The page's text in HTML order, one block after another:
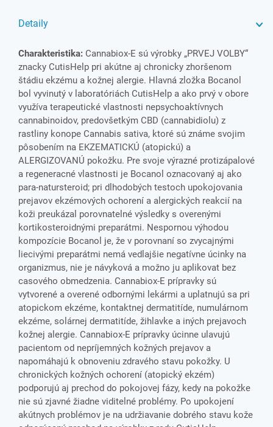
Detaily
Charakteristika: Cannabiox-E sú výrobky „PRVEJ VOLBY“
znacky CutisHelp pri akútne aj chronicky zhoršenom
štádiu ekzému a kožnej alergie. Hlavná zložka Bocanol
bol vyvinutý v laboratóriách CutisHelp a ako prvý v obore
využíva terapeutické vlastnosti nepsychoaktívnych
cannabinoidov, predovšetkým CBD (cannabidiolu) z
rastliny konope Cannabis sativa, ktoré sú známe svojim
pôsobením na EKZEMATICKÚ (atopickú) a
ALERGIZOVANÚ pokožku. Pre svoje výrazné protizápalové
a regeneracné vlastnosti je Bocanol oznacovaný aj ako
para-natursteroid; pri dlhodobých testoch upokojovania
prejavov ekzémových ochorení a alergických reakcií na
koži preukázal porovnatelné výsledky s overenými
kortikosteroidnými preparátmi. Nespornou výhodou
kompozície Bocanol je, že v porovnaní so zvycajnými
liecivými preparátmi nemá vedlajšie negatívne úcinky na
organizmus, nie je návyková a možno ju aplikovat bez
casového obmedzenia. Cannabiox-E prípravky sú
vytvorené a overené odbornými lekármi a uplatnujú sa pri
atopickom ekzéme, kontaktnej dermatitíde, numulárnom
ekzéme, solárnej dermatitíde, žihlavke a iných prejavoch
kožnej alergie. Cannabiox-E prípravky úcinne ulavujú
pacientom od nepríjemných kožných prejavov a
napomáhajú k obnoveniu zdravého stavu pokožky. U
chronických kožných ochorení (atopický ekzém)
podporujú aj prechod do pokojovej fázy, kedy na pokožke
nie sú zjavné žiadne viditelné problémy. Po upokojení
akútnych problémov je na udržiavanie dobrého stavu kože